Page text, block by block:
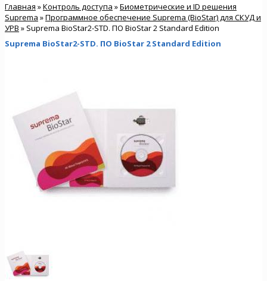
Главная »Контроль доступа »Биометрические и ID решения
Suprema »Программное обеспечение Suprema (BioStar) для СКУД и
УРВ » Suprema BioStar2-STD. ПО BioStar 2 Standard Edition
Suprema BioStar2-STD. ПО BioStar 2 Standard Edition